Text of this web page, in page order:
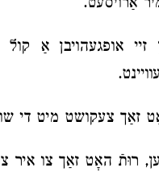
זיי אופגעהויבן אַ קול
זאַך צעקושט מיט די
רוּתֿ האָט זאַך צו איר